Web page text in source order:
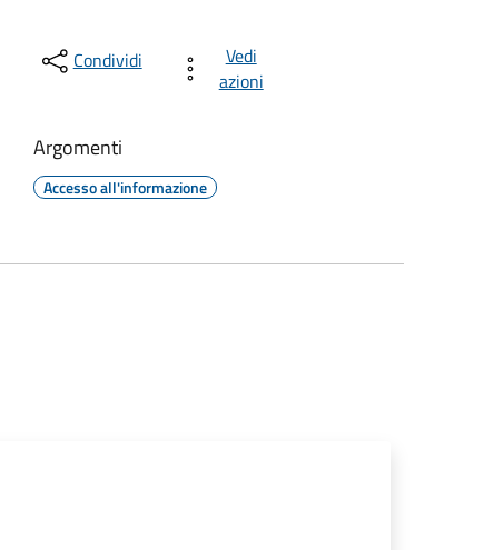
Condividi
Vedi
azioni
Argomenti
Accesso all'informazione